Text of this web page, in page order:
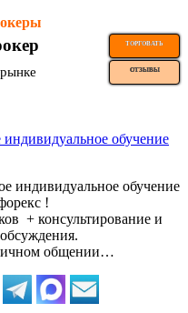
ТОРГОВАТЬ
ОТЗЫВЫ
индивидуальное обучение
!
+ консультирование и
общении…